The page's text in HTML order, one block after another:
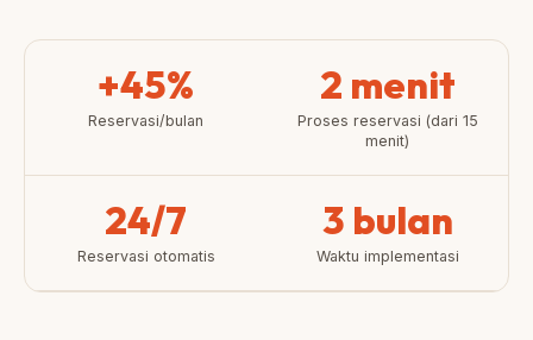
+45%
Reservasi/bulan
2 menit
Proses reservasi (dari 15
menit)
24/7
Reservasi otomatis
3 bulan
Waktu implementasi